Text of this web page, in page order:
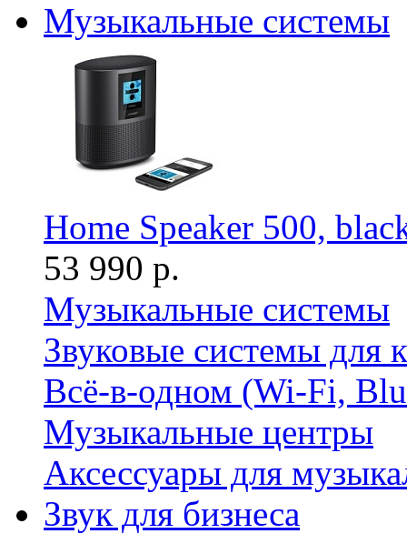
Музыкальные системы
Home Speaker 500,
53 990 р.
Музыкальные системы
Звуковые системы для
Всё-в-одном (Wi-Fi,
Музыкальные центры
Аксессуары для
Звук для бизнеса